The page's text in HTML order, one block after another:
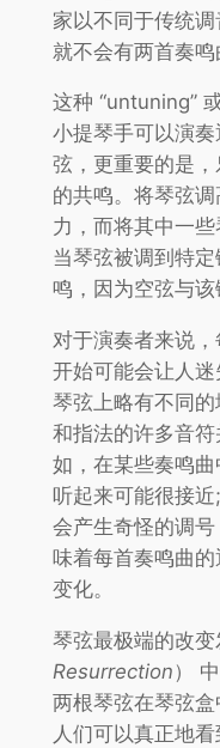
家以不同于传统
就不会有两首奏鸣
这种 “untuning”
小提琴手可以演
弦，更重要的是
的共鸣。将琴弦
力，而将其中一些
当琴弦被调到特
鸣，因为空弦与该
对于演奏者来说
开始可能会让人
琴弦上略有不同
和指法的许多音
如，在某些奏鸣
听起来可能很接
会产生奇怪的调
味着每首奏鸣曲
变化。
琴弦最极端的改
Resurrection ）
两根琴弦在琴弦
人们可以真正地